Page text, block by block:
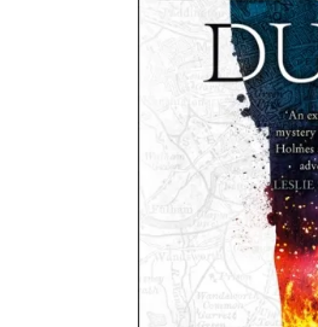
Podkreślenie linków